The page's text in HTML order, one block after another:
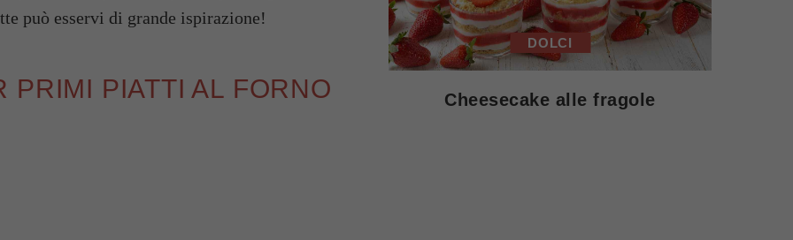
può esservi di grande ispirazione!
PRIMI PIATTI AL FORNO
DOLCI
Cheesecake alle fragole